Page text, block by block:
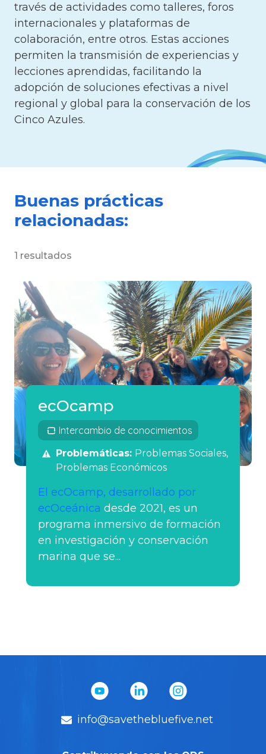
través de actividades como talleres, foros
internacionales y plataformas de
colaboración, entre otros. Estas acciones
permiten la transmisión de experiencias y
lecciones aprendidas, facilitando la
adopción de soluciones efectivas a nivel
regional y global para la conservación de los
Cinco Azules.
Buenas prácticas
relacionadas:
1 resultados
ecOcamp
Intercambio de conocimientos
Problemáticas: Problemas Sociales
Problemas Económicos
El ecOcamp, desarrollado por
ecOceánica desde 2021, es un
programa inmersivo de formación
en investigación y conservación
marina que se...
info@savethebluefive.net